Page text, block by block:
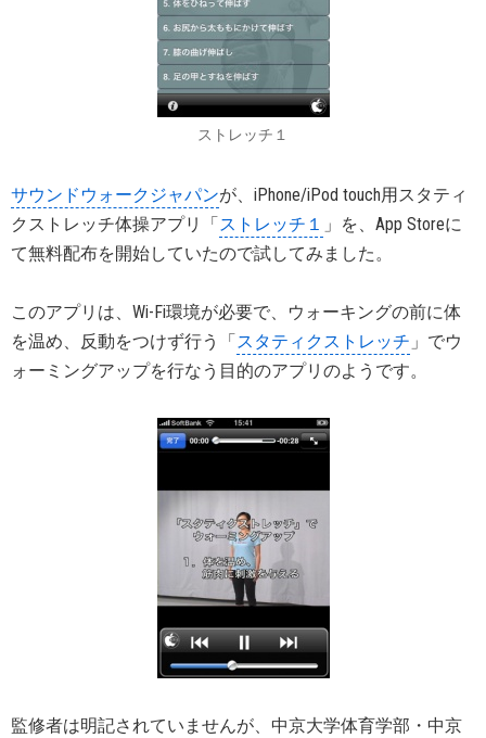
ストレッチ１
サウンドウォークジャパンが、iPhone/iPod touch用スタティ
クストレッチ体操アプリ「ストレッチ１ 」を、App Storeに
て無料配布を開始していたので試してみました。
このアプリは、Wi-Fi環境が必要で、ウォーキングの前に体
を温め、反動をつけず行う「スタティクストレッチ 」でウ
ォーミングアップを行なう目的のアプリのようです。
監修者は明記されていませんが、中京大学体育学部・中京